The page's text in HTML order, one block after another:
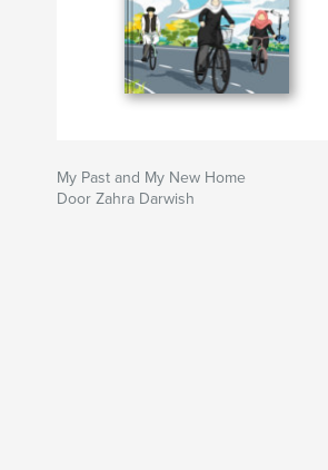
My Past and My New Home
Door Zahra Darwish